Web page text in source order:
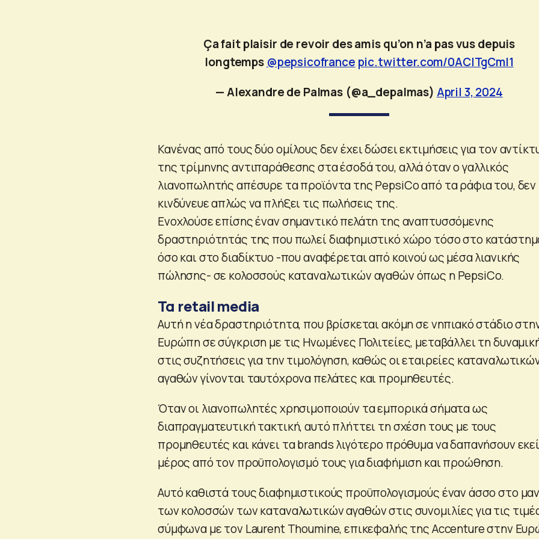
Ça fait plaisir de revoir des amis qu’on n’a pas vus depuis
longtemps @pepsicofrance pic.twitter.com/0ACITgCmI1
— Alexandre de Palmas (@a_depalmas) April 3, 2024
Κανένας από τους δύο ομίλους δεν έχει δώσει εκτιμήσεις για τον
της τρίμηνης αντιπαράθεσης στα έσοδά του, αλλά όταν ο γαλλικός
λιανοπωλητής απέσυρε τα προϊόντα της PepsiCo από τα ράφια του, δεν
κινδύνευε απλώς να πλήξει τις πωλήσεις της.
Ενοχλούσε επίσης έναν σημαντικό πελάτη της αναπτυσσόμενης
δραστηριότητάς της που πωλεί διαφημιστικό χώρο τόσο στο
όσο και στο διαδίκτυο -που αναφέρεται από κοινού ως μέσα λιανικής
πώλησης- σε κολοσσούς καταναλωτικών αγαθών όπως η PepsiCo.
Τα retail media
Αυτή η νέα δραστηριότητα, που βρίσκεται ακόμη σε νηπιακό στάδιο
Ευρώπη σε σύγκριση με τις Ηνωμένες Πολιτείες, μεταβάλλει τη
στις συζητήσεις για την τιμολόγηση, καθώς οι εταιρείες
αγαθών γίνονται ταυτόχρονα πελάτες και προμηθευτές.
Όταν οι λιανοπωλητές χρησιμοποιούν τα εμπορικά σήματα ως
διαπραγματευτική τακτική, αυτό πλήττει τη σχέση τους με τους
προμηθευτές και κάνει τα brands λιγότερο πρόθυμα να δαπανήσουν
μέρος από τον προϋπολογισμό τους για διαφήμιση και προώθηση.
Αυτό καθιστά τους διαφημιστικούς προϋπολογισμούς έναν άσσο στο
των κολοσσών των καταναλωτικών αγαθών στις συνομιλίες για τις
σύμφωνα με τον Laurent Thoumine, επικεφαλής της Accenture στην